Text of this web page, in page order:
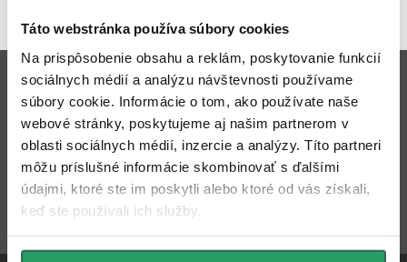
Táto webstránka používa súbory cookies
Na prispôsobenie obsahu a reklám, poskytovanie funkcií
sociálnych médií a analýzu návštevnosti používame
súbory cookie. Informácie o tom, ako používate naše
webové stránky, poskytujeme aj našim partnerom v
oblasti sociálnych médií, inzercie a analýzy. Títo partneri
môžu príslušné informácie skombinovať s ďalšími
údajmi, ktoré ste im poskytli alebo ktoré od vás získali,
keď ste používali ich služby.
i
Odoberať newsletter
Email
Vložením e-mailu súhlasíte spodmienkami ochrany osobných
údajov
ODOBERAŤ